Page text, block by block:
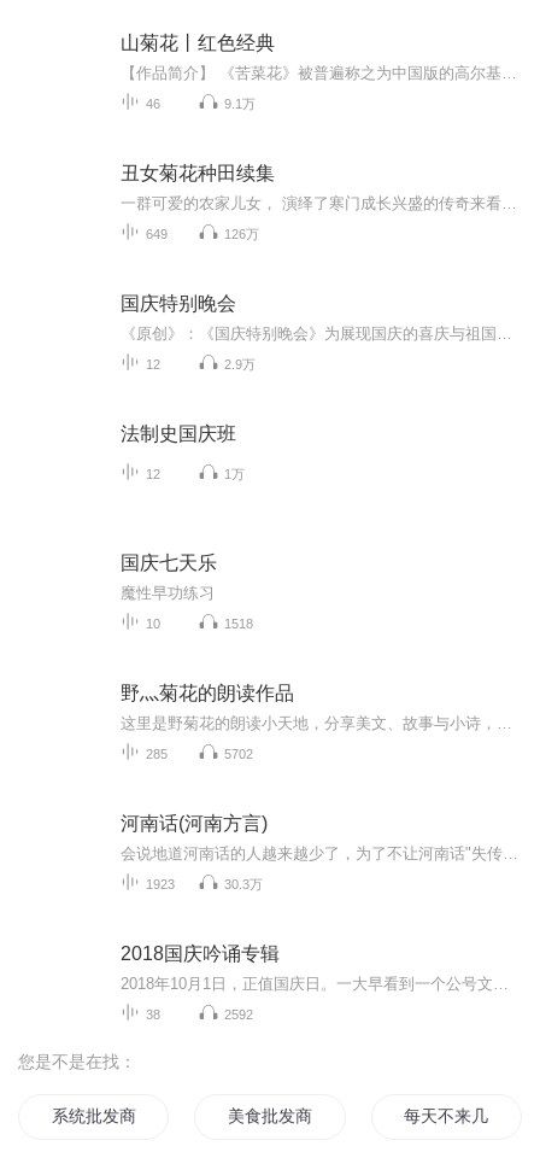
山菊花丨红色经典
46 9.1万
丑女菊花种田续集
649 126万
国庆特别晚会
12 2.9万
法制史国庆班
12 1万
国庆七天乐
魔性早功练习
10 1518
野灬菊花的朗读作品
285 5702
河南话(河南方言)
1923 30.3万
2018国庆吟诵专辑
38 2592
您是不是在找：
系统批发商 美食批发商 每天不来几发菊